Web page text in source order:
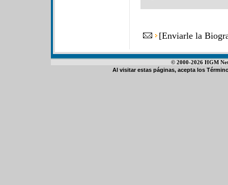
[Enviarle la
© 2000-2026 HGM
Al visitar estas páginas, acepta los